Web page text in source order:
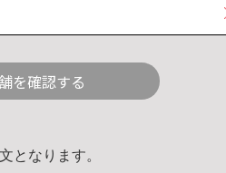
を確認する
となります。